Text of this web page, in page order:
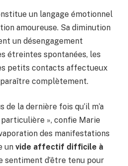
un langage émotionnel
amoureuse. Sa diminution
un désengagement
étreintes spontanées, les
petits contacts affectueux
complètement.
de la dernière fois qu’il m’a
», confie Marie
des manifestations
un vide affectif difficile à
sentiment d’être tenu pour